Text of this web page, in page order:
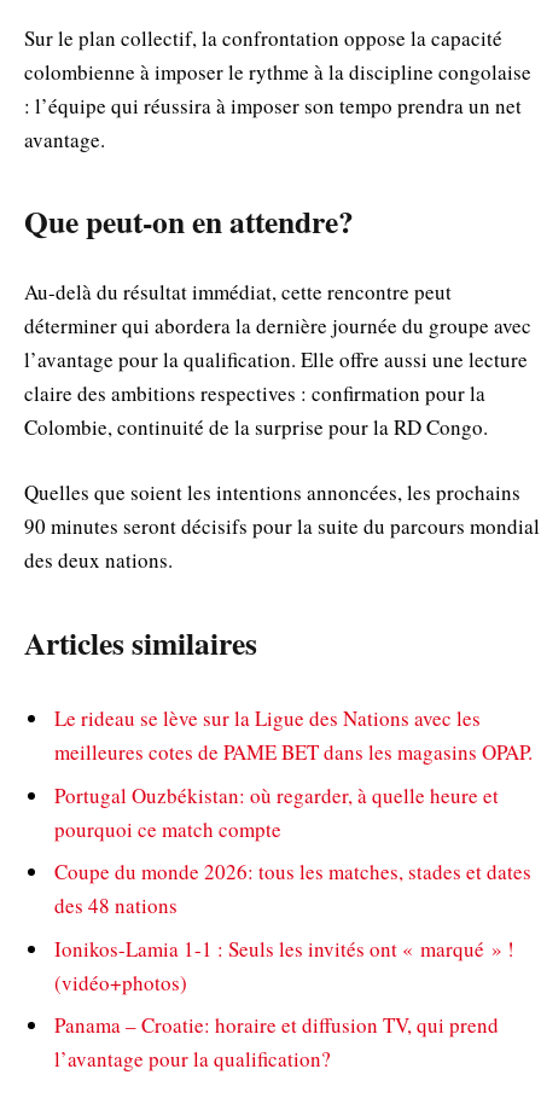
Sur le plan collectif, la confrontation oppose la capacité
colombienne à imposer le rythme à la discipline congolaise
: l’équipe qui réussira à imposer son tempo prendra un net
avantage.
Que peut-on en attendre?
Au-delà du résultat immédiat, cette rencontre peut
déterminer qui abordera la dernière journée du groupe avec
l’avantage pour la qualification. Elle offre aussi une lecture
claire des ambitions respectives : confirmation pour la
Colombie, continuité de la surprise pour la RD Congo.
Quelles que soient les intentions annoncées, les prochains
90 minutes seront décisifs pour la suite du parcours mondial
des deux nations.
Articles similaires
Le rideau se lève sur la Ligue des Nations avec les
meilleures cotes de PAME BET dans les magasins OPAP.
Portugal Ouzbékistan: où regarder, à quelle heure et
pourquoi ce match compte
Coupe du monde 2026: tous les matches, stades et dates
des 48 nations
Ionikos-Lamia 1-1 : Seuls les invités ont « marqué » !
(vidéo+photos)
Panama – Croatie: horaire et diffusion TV, qui prend
l’avantage pour la qualification?